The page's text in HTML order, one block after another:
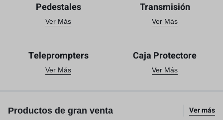
Pedestales
Ver Más
Transmisión
Ver Más
Teleprompters
Ver Más
Caja Protectore
Ver Más
Productos de gran venta Ver más